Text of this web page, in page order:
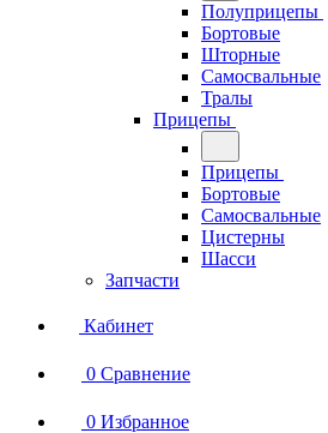
Полуприцепы
Бортовые
Шторные
Самосвальные
Тралы
Прицепы
Прицепы
Бортовые
Самосвальные
Цистерны
Шасси
Запчасти
Кабинет
0 Сравнение
0 Избранное